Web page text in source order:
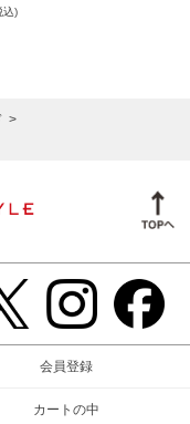
込)
会員登録
カートの中